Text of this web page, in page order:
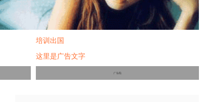
培训出国
这里是广告文字